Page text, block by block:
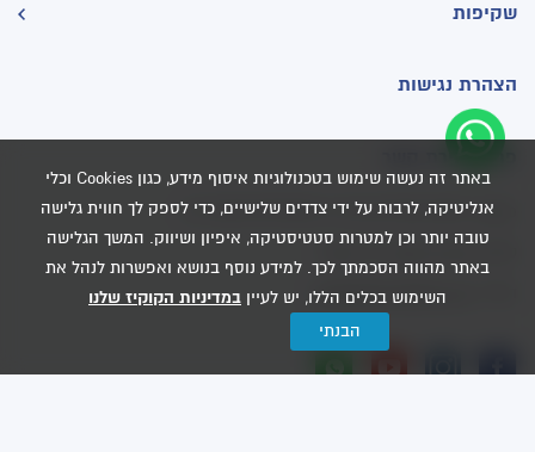
שקיפות
הצהרת נגישות
כתובת: פארק עתידים, בניין 7 כניסה B תל אביב יפו
pniot@mei-avivim.co.il
באתר זה נעשה שימוש בטכנולוגיות איסוף מידע, כגון Cookies וכלי
אנליטיקה, לרבות על ידי צדדים שלישיים, כדי לספק לך חווית גלישה
טובה יותר וכן למטרות סטטיסטיקה, איפיון ושיווק. המשך הגלישה
באתר מהווה הסכמתך לכך. למידע נוסף בנושא ואפשרות לנהל את
השימוש בכלים הללו, יש לעיין במדיניות הקוקיז שלנו
הבנתי